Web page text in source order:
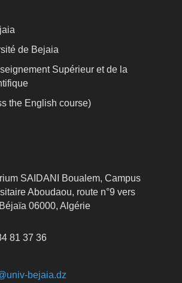
de Bejaia
Supérieur et de la
the English course)
SAIDANI Boualem, Campus
Aboudaou, route n°9 vers
06000, Algérie
81 37 36
bejaia.dz